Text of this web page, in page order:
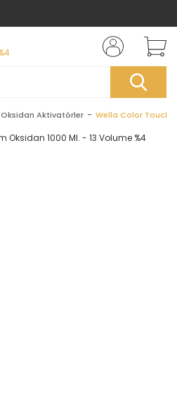
Oksidan Aktivatörler Wella Color Touch